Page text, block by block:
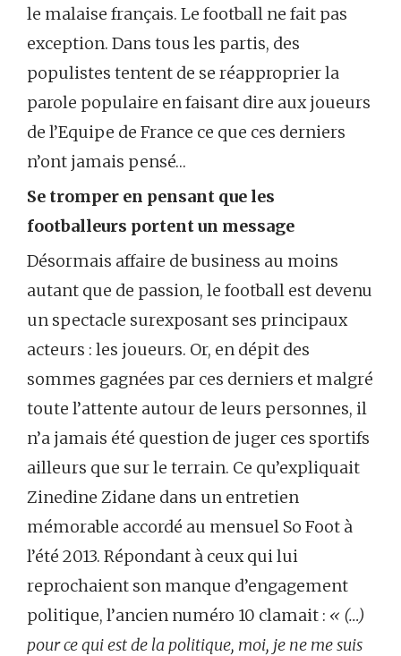
le malaise français. Le football ne fait pas
exception. Dans tous les partis, des
populistes tentent de se réapproprier la
parole populaire en faisant dire aux joueurs
de l’Equipe de France ce que ces derniers
n’ont jamais pensé…
Se tromper en pensant que les
footballeurs portent un message
Désormais affaire de business au moins
autant que de passion, le football est devenu
un spectacle surexposant ses principaux
acteurs : les joueurs. Or, en dépit des
sommes gagnées par ces derniers et malgré
toute l’attente autour de leurs personnes, il
n’a jamais été question de juger ces sportifs
ailleurs que sur le terrain. Ce qu’expliquait
Zinedine Zidane dans un entretien
mémorable accordé au mensuel So Foot à
l’été 2013. Répondant à ceux qui lui
reprochaient son manque d’engagement
politique, l’ancien numéro 10 clamait : « (…)
pour ce qui est de la politique, moi, je ne me suis